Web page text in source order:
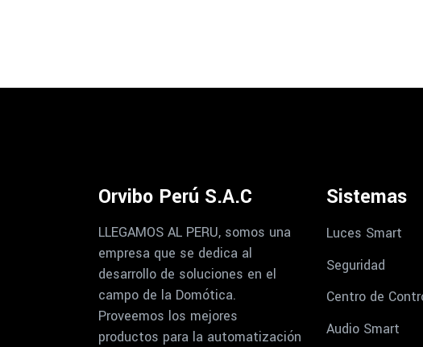
Orvibo Perú S.A.C
LLEGAMOS AL PERU, somos una
empresa que se dedica al
desarrollo de soluciones en el
campo de la Domótica.
Proveemos los mejores
productos para la automatización
Sistemas
Luces Smart
Seguridad
Centro de
Audio Smart